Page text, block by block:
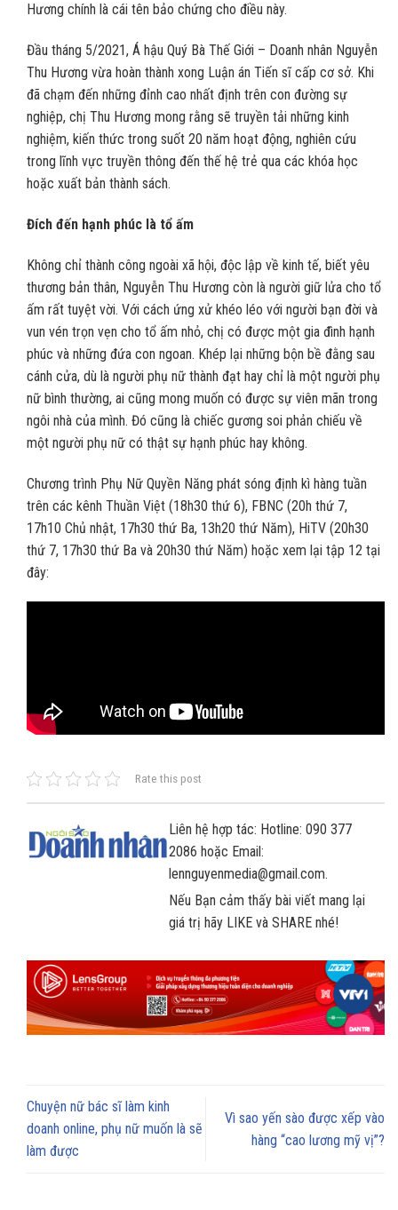
Hương chính là cái tên bảo chứng cho điều này.
Đầu tháng 5/2021, Á hậu Quý Bà Thế Giới – Doanh nhân Nguyễn
Thu Hương vừa hoàn thành xong Luận án Tiến sĩ cấp cơ sở. Khi
đã chạm đến những đỉnh cao nhất định trên con đường sự
nghiệp, chị Thu Hương mong rằng sẽ truyền tải những kinh
nghiệm, kiến thức trong suốt 20 năm hoạt động, nghiên cứu
trong lĩnh vực truyền thông đến thế hệ trẻ qua các khóa học
hoặc xuất bản thành sách.
Đích đến hạnh phúc là tổ ấm
Không chỉ thành công ngoài xã hội, độc lập về kinh tế, biết yêu
thương bản thân, Nguyễn Thu Hương còn là người giữ lửa cho tổ
ấm rất tuyệt vời. Với cách ứng xử khéo léo với người bạn đời và
vun vén trọn vẹn cho tổ ấm nhỏ, chị có được một gia đình hạnh
phúc và những đứa con ngoan. Khép lại những bộn bề đằng sau
cánh cửa, dù là người phụ nữ thành đạt hay chỉ là một người phụ
nữ bình thường, ai cũng mong muốn có được sự viên mãn trong
ngôi nhà của mình. Đó cũng là chiếc gương soi phản chiếu về
một người phụ nữ có thật sự hạnh phúc hay không.
Chương trình Phụ Nữ Quyền Năng phát sóng định kì hàng tuần
trên các kênh Thuần Việt (18h30 thứ 6), FBNC (20h thứ 7,
17h10 Chủ nhật, 17h30 thứ Ba, 13h20 thứ Năm), HiTV (20h30
thứ 7, 17h30 thứ Ba và 20h30 thứ Năm) hoặc xem lại tập 12 tại
đây:
Rate this post
Liên hệ hợp tác: Hotline: 090 377
2086 hoặc Email:
lennguyenmedia@gmail.com.
Nếu Bạn cảm thấy bài viết mang lại
giá trị hãy LIKE và SHARE nhé!
Chuyện nữ bác sĩ làm kinh
doanh online, phụ nữ muốn là sẽ
làm được
Vì sao yến sào được xếp vào
hàng “cao lương mỹ vị”?